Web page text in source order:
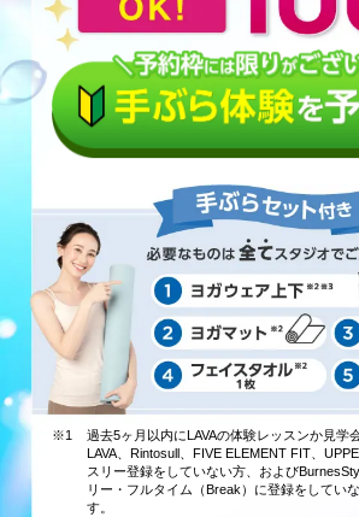
※1
過去5ヶ月以内にLAVAの体験レッスンか見学
LAVA、Rintosull、FIVE ELEMENT FIT、
スリー登録をしていない方、および
リー・フルタイム（Break）に登録をしてい
す。